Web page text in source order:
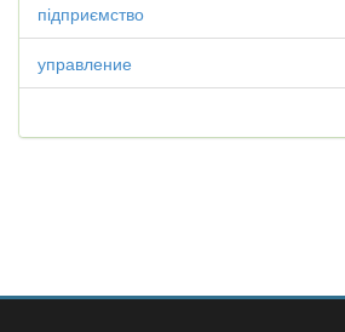
підприємство
управление